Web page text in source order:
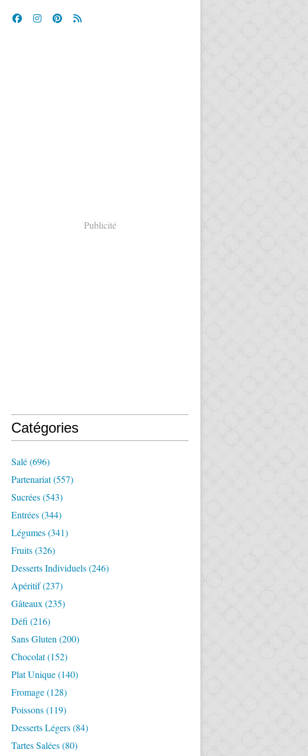
Publicité
Catégories
Salé(696)
Partenariat(557)
Sucrées(543)
Entrées(344)
Légumes(341)
Fruits(326)
Desserts Individuels(246)
Apéritif(237)
Gâteaux (235)
Défi (216)
Sans Gluten (200)
Chocolat(152)
Plat Unique(140)
Fromage(128)
Poissons(119)
Desserts Légers(84)
Tartes Salées(80)